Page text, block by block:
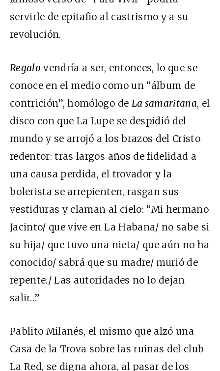
servirle de epitafio al castrismo y a su
revolución.
Regalo vendría a ser, entonces, lo que se
conoce en el medio como un “álbum de
contrición”, homólogo de La samaritana, el
disco con que La Lupe se despidió del
mundo y se arrojó a los brazos del Cristo
redentor: tras largos años de fidelidad a
una causa perdida, el trovador y la
bolerista se arrepienten, rasgan sus
vestiduras y claman al cielo: “Mi hermano
Jacinto/ que vive en La Habana/ no sabe si
su hija/ que tuvo una nieta/ que aún no ha
conocido/ sabrá que su madre/ murió de
repente./ Las autoridades no lo dejan
salir…”
Pablito Milanés, el mismo que alzó una
Casa de la Trova sobre las ruinas del club
La Red, se digna ahora, al pasar de los